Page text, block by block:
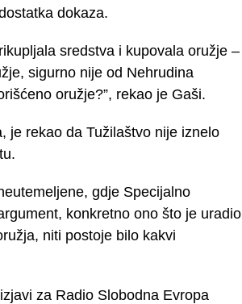
dokaza.
sredstva i kupovala oružje –
sigurno nije od Nehrudina
oružje?”, rekao je Gaši.
je rekao da Tužilaštvo nije iznelo
gdje Specijalno
konkretno ono što je uradio
niti postoje bilo kakvi
za Radio Slobodna Evropa